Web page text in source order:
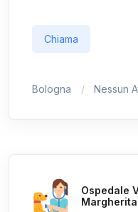
Chiama
Bologna Nessun
Ospedale
Margherita